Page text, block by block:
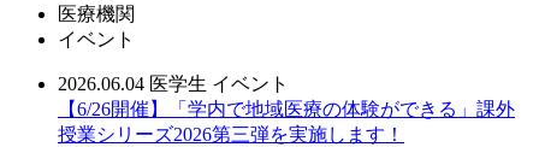
医療機関
イベント
2026.06.04 医学生 イベント
【6/26開催】「学内で地域医療の体験ができる」課外
授業シリーズ2026第三弾を実施します！